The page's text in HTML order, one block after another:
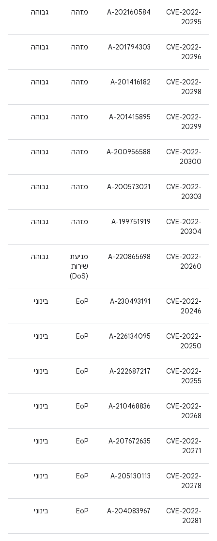
CVE-2022-
20295
A-202160584 מזהה גבוהה
CVE-2022-
20296
A-201794303 מזהה גבוהה
CVE-2022-
20298
A-201416182 מזהה גבוהה
CVE-2022-
20299
A-201415895 מזהה גבוהה
CVE-2022-
20300
A-200956588 מזהה גבוהה
CVE-2022-
20303
A-200573021 מזהה גבוהה
CVE-2022-
20304
A-199751919 מזהה גבוהה
CVE-2022-
20260
A-220865698
מניעת
שירות
(DoS)
גבוהה
CVE-2022-
20246
A-230493191
EoP בינוני
CVE-2022-
20250
A-226134095
EoP בינוני
CVE-2022-
20255
A-222687217
EoP בינוני
CVE-2022-
20268
A-210468836
EoP בינוני
CVE-2022-
20271
A-207672635
EoP בינוני
CVE-2022-
20278
A-205130113
EoP בינוני
CVE-2022-
20281
A-204083967
EoP בינוני